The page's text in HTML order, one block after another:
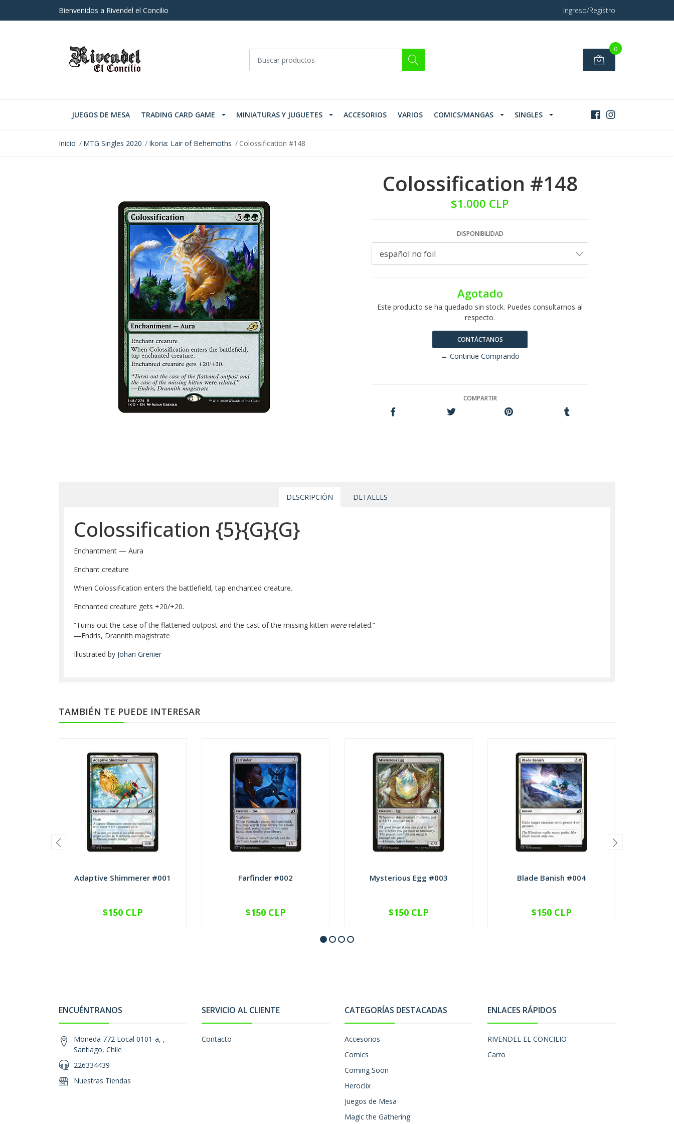
Bienvenidos a Rivendel el Concilio Ingreso/Registro
0
JUEGOS DE MESA TRADING CARD GAME MINIATURAS Y JUGUETES ACCESORIOS VARIOS COMICS/MANGAS SINGLES
Inicio MTG Singles 2020 Ikoria: Lair of Behemoths Colossification #148
Colossification #148
$1.000 CLP
DISPONIBILIDAD
Agotado
Este producto se ha quedado sin stock. Puedes consultarnos al
respecto.
CONTÁCTANOS
← Continue Comprando
COMPARTIR
DESCRIPCIÓN DETALLES
Colossification {5}{G}{G}
Enchantment — Aura
Enchant creature
When Colossification enters the battlefield, tap enchanted creature.
Enchanted creature gets +20/+20.
“Turns out the case of the flattened outpost and the cast of the missing kitten wererelated.”
—Endris, Drannith magistrate
Illustrated by Johan Grenier
TAMBIÉN TE PUEDE INTERESAR
Adaptive Shimmerer #001
VER OPCIONES
$150 CLP
Farfinder #002
VER OPCIONES
$150 CLP
Mysterious Egg #003
VER OPCIONES
$150 CLP
Blade Banish #004
VER OPCIONES
$150 CLP
ENCUÉNTRANOS
Moneda 772 Local 0101-a, ,
Santiago, Chile
226334439
Nuestras Tiendas
SERVICIO AL CLIENTE
Contacto
CATEGORÍAS DESTACADAS
Accesorios
Comics
Coming Soon
Heroclix
Juegos de Mesa
Magic the Gathering
ENLACES RÁPIDOS
RIVENDEL EL CONCILIO
Carro